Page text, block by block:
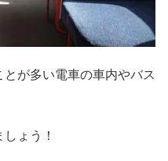
が多い電車の車内やバス
ょう！